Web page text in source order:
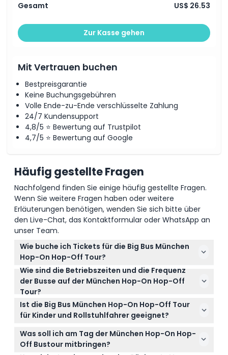
Gesamt US$ 26.53
Zur Kasse gehen
Mit Vertrauen buchen
Bestpreisgarantie
Keine Buchungsgebühren
Volle Ende-zu-Ende verschlüsselte Zahlung
24/7 Kundensupport
4,8/5 ⭐ Bewertung auf Trustpilot
4,7/5 ⭐ Bewertung auf Google
Häufig gestellte Fragen
Nachfolgend finden Sie einige häufig gestellte Fragen.
Wenn Sie weitere Fragen haben oder weitere
Erläuterungen benötigen, wenden Sie sich bitte über
den Live-Chat, das Kontaktformular oder WhatsApp an
unser Team.
Wie buche ich Tickets für die Big Bus München
Hop-On Hop-Off Tour?
Sie können Ihre 24- oder 48-Stunden-Tickets ganz
einfach online hier auf dieser Website buchen.
Wählen Sie einfach Ihre bevorzugte Ticketoption
und das Datum während des Buchungsvorgangs
aus.
Wie sind die Betriebszeiten und die Frequenz
der Busse auf der München Hop-On Hop-Off
Tour?
Die Grüne Linie verkehrt täglich von 10:00 Uhr bis
16:30 Uhr alle 30 Minuten, während die Orange Linie
von 10:00 Uhr bis 16:00 Uhr fährt, mit Bussen alle 60
Minuten an Werktagen und alle 30 Minuten an
Wochenenden (Änderungen vorbehalten – bitte
Ist die Big Bus München Hop-On Hop-Off Tour
für Kinder und Rollstuhlfahrer geeignet?
Ja, Kinder im Alter von 0-3 Jahren fahren kostenlos
mit, müssen aber von einem zahlenden
Erwachsenen begleitet werden, und Personen ab 15
Was soll ich am Tag der München Hop-On Hop-
Off Bustour mitbringen?